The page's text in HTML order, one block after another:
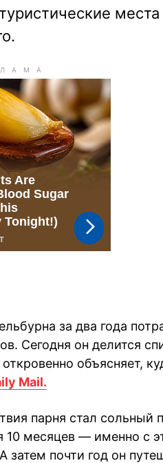
места
за два года
Сегодня он делится
объясняет,
Mail.
парня стал сольный
месяцев — именно с
затем почти год он